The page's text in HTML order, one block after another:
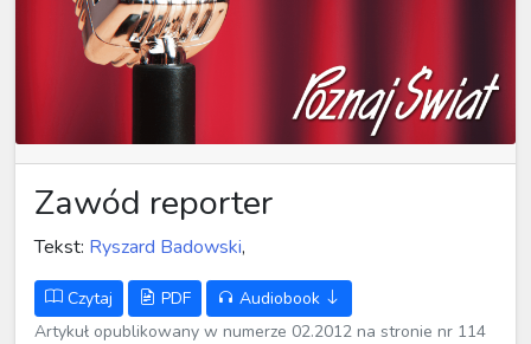
Zawód reporter
Tekst: Ryszard Badowski,
Czytaj PDF
Audiobook
Artykuł opublikowany w numerze 02.2012 na stronie nr 114